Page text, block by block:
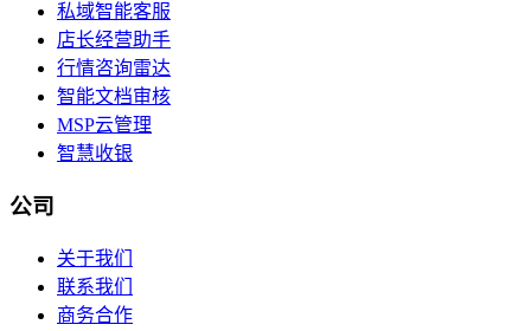
私域智能客服
店长经营助手
行情咨询雷达
智能文档审核
MSP云管理
智慧收银
公司
关于我们
联系我们
商务合作